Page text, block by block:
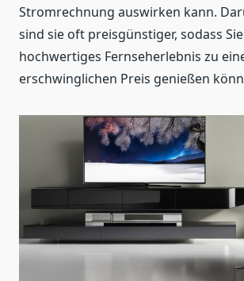
Stromrechnung auswirken kann.
sind sie oft preisgünstiger, sodass
hochwertiges Fernseherlebnis zu
erschwinglichen Preis genießen